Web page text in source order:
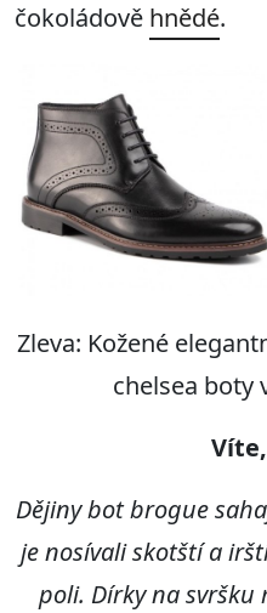
čokoládově hnědé.
Zleva: Kožené
chelsea boty
Dějiny bot brogue
je nosívali skotští a
poli. Dírky na